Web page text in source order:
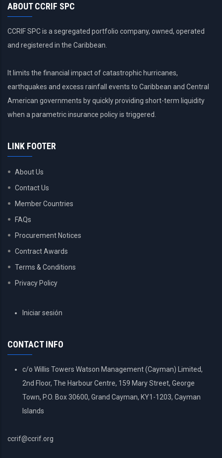
ABOUT CCRIF SPC
CCRIF SPC is a segregated portfolio company, owned, operated
and registered in the Caribbean.
It limits the financial impact of catastrophic hurricanes,
earthquakes and excess rainfall events to Caribbean and Central
American governments by quickly providing short-term liquidity
when a parametric insurance policy is triggered.
LINK FOOTER
About Us
Contact Us
Member Countries
FAQs
Procurement Notices
Contract Awards
Terms & Conditions
Privacy Policy
USERIniciar sesión
CONTACT INFO
c/o Willis Towers Watson Management (Cayman) Limited,
2nd Floor, The Harbour Centre, 159 Mary Street, George
Town, P.O. Box 30600, Grand Cayman, KY1-1203, Cayman
Islands
ccrif@ccrif.org